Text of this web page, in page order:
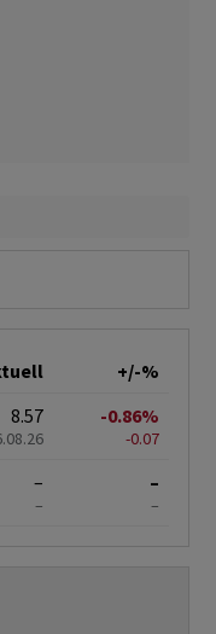
+/-%
8.57 -0.86%
-0.07
–
–
–
–